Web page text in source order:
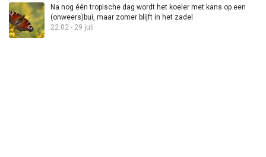
Na nog één tropische dag wordt het koeler met kans op een
(onweers)bui, maar zomer blijft in het zadel
22:02 - 29 juli